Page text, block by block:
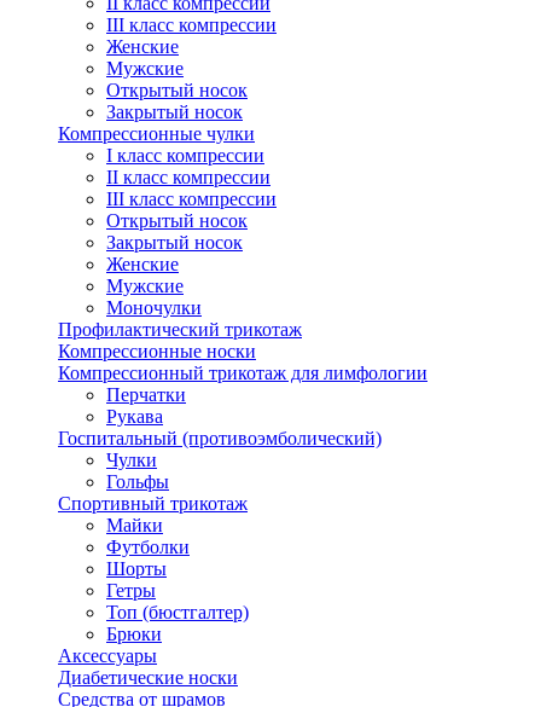
III класс компрессии
Женские
Мужские
Открытый носок
Закрытый носок
Компрессионные чулки
I класс компрессии
II класс компрессии
III класс компрессии
Открытый носок
Закрытый носок
Женские
Мужские
Моночулки
Профилактический трикотаж
Компрессионные носки
Компрессионный трикотаж для лимфологии
Перчатки
Рукава
Госпитальный (противоэмболический)
Чулки
Гольфы
Спортивный трикотаж
Майки
Футболки
Шорты
Гетры
Топ (бюстгалтер)
Брюки
Аксессуары
Диабетические носки
Средства от шрамов